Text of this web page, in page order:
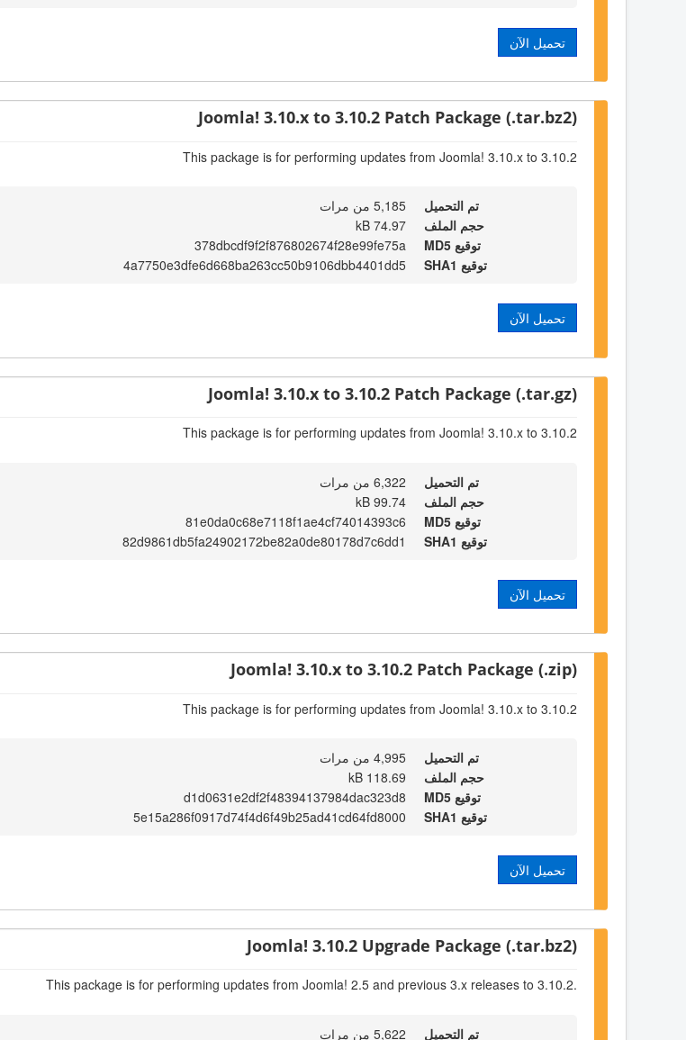
تحميل الآن
Joomla! 3.10.x to 3.10.2 Patch Package (.tar.bz2)
This package is for performing updates from Joomla! 3.10.x to 3.10.2
تم التحميل
5,185 من مرات
حجم الملف
74.97 kB
توقيع MD5
378dbcdf9f2f876802674f28e99fe75a
توقيع SHA1
4a7750e3dfe6d668ba263cc50b9106dbb4401dd5
تحميل الآن
Joomla! 3.10.x to 3.10.2 Patch Package (.tar.gz)
This package is for performing updates from Joomla! 3.10.x to 3.10.2
تم التحميل
6,322 من مرات
حجم الملف
99.74 kB
توقيع MD5
81e0da0c68e7118f1ae4cf74014393c6
توقيع SHA1
82d9861db5fa24902172be82a0de80178d7c6dd1
تحميل الآن
Joomla! 3.10.x to 3.10.2 Patch Package (.zip)
This package is for performing updates from Joomla! 3.10.x to 3.10.2
تم التحميل
4,995 من مرات
حجم الملف
118.69 kB
توقيع MD5
d1d0631e2df2f48394137984dac323d8
توقيع SHA1
5e15a286f0917d74f4d6f49b25ad41cd64fd8000
تحميل الآن
Joomla! 3.10.2 Upgrade Package (.tar.bz2)
This package is for performing updates from Joomla! 2.5 and previous 3.x releases to 3.10.2.
تم التحميل 5,622 من مرات